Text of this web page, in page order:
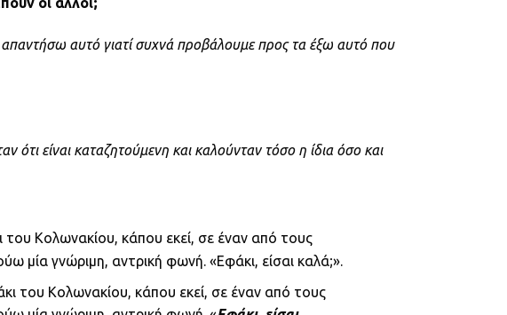
απαντήσω αυτό γιατί συχνά προβάλουμε προς τα έξω αυτό που
είναι καταζητούμενη και καλούνταν τόσο η ίδια όσο και
Κολωνακίου, κάπου εκεί, σε έναν από τους
γνώριμη, αντρική φωνή. «Εφάκι, είσαι καλά;».
του Κολωνακίου, κάπου εκεί, σε έναν από τους